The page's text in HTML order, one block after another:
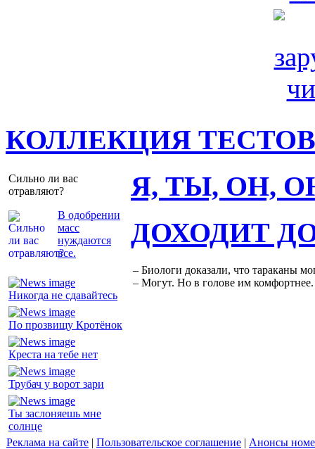
КОЛЛЕКЦИЯ ТЕСТОВ
Сильно ли вас
отравляют?
В одобрении
масс
нуждаются
все.
Я, ТЫ, ОН,
Никогда не сдавайтесь
По прозвищу Кротёнок
Креста на тебе нет
Трубач у ворот зари
Ты заслоняешь мне
солнце
ДОХОДИТ
– Биологи доказали, что тараканы
– Могут. Но в голове им комфортнее.
Реклама на сайте | Пользовательское соглашение | Анонсы